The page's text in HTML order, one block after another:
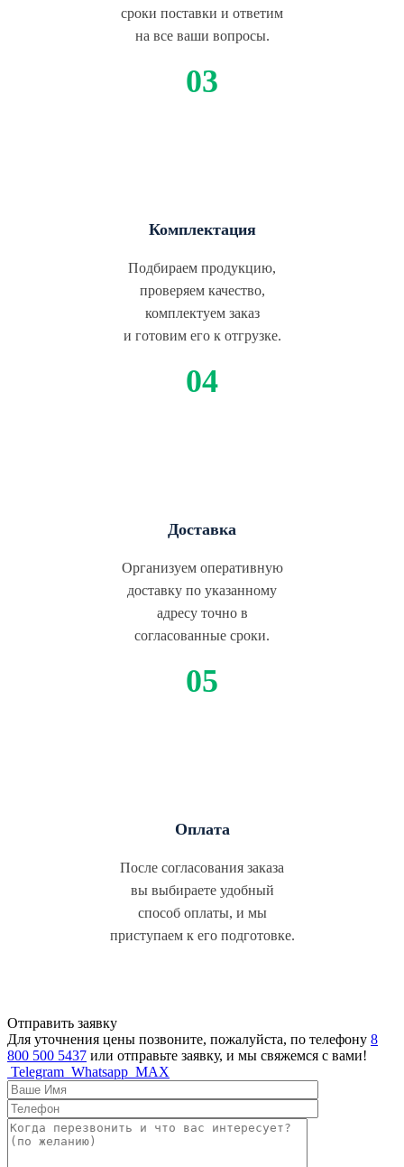
сроки поставки и ответим
на все ваши вопросы.
Комплектация
Подбираем продукцию,
проверяем качество,
комплектуем заказ
и готовим его к отгрузке.
Доставка
Организуем оперативную
доставку по указанному
адресу точно в
согласованные сроки.
Оплата
После согласования заказа
вы выбираете удобный
способ оплаты, и мы
приступаем к его подготовке.
Отправить заявку
Для уточнения цены позвоните, пожалуйста, по телефону 8
800 500 5437 или отправьте заявку, и мы свяжемся с вами!
Telegram Whatsapp MAX